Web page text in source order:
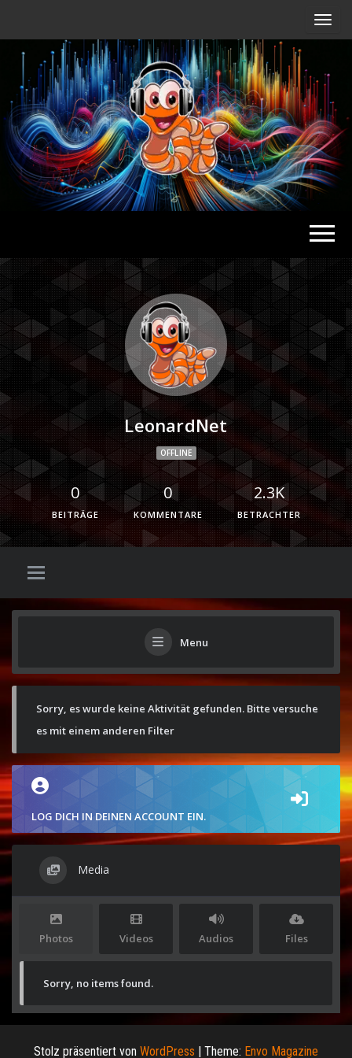
Radio
LeonardNet
OFFLINE
0
BEITRÄGE
0
KOMMENTARE
2.3K
BETRACHTER
Menu
Sorry, es wurde keine Aktivität gefunden. Bitte versuche
es mit einem anderen Filter
LOG DICH IN DEINEN ACCOUNT EIN.
Media
Photos Videos Audios Files
Sorry, no items found.
Stolz präsentiert von WordPress | Theme: Envo Magazine